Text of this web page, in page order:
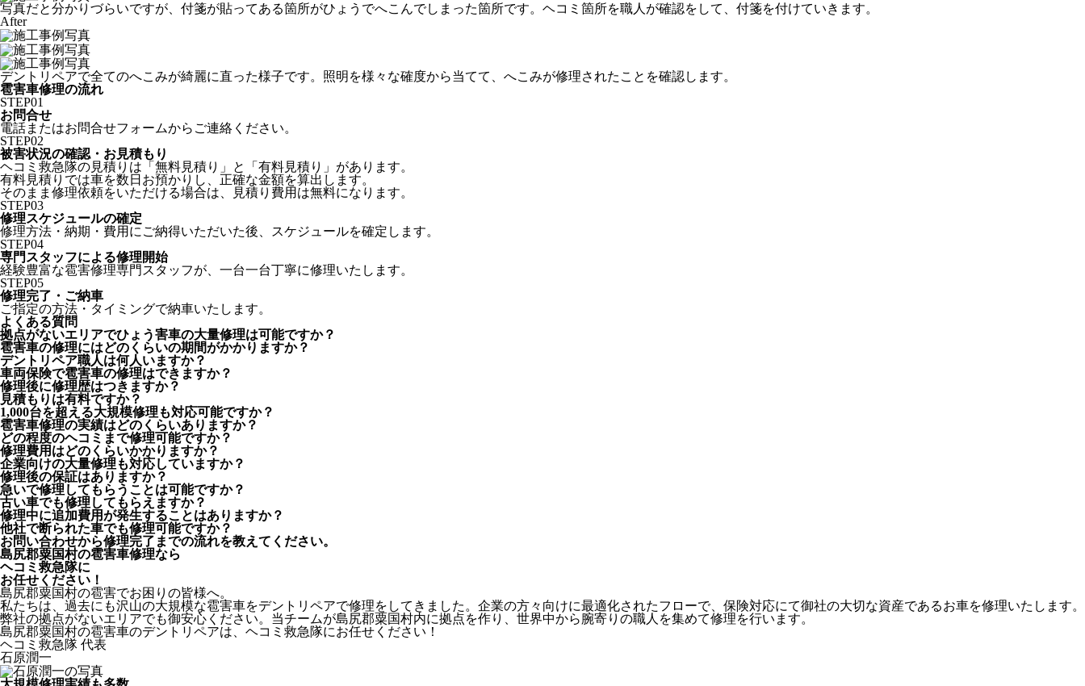
写真だと分かりづらいですが、付箋が貼ってある箇所がひょうでへこんでしまった箇所です。ヘコミ箇所を職人が確認をして、付箋を付けていきます。
After
デントリペアで全てのへこみが綺麗に直った様子です。照明を様々な確度から当てて、へこみが修理されたことを確認します。
雹害車修理の流れ
STEP01
お問合せ
電話またはお問合せフォームからご連絡ください。
STEP02
被害状況の確認・お見積もり
ヘコミ救急隊の見積りは「無料見積り」と「有料見積り」があります。
有料見積りでは車を数日お預かりし、正確な金額を算出します。
そのまま修理依頼をいただける場合は、見積り費用は無料になります。
STEP03
修理スケジュールの確定
修理方法・納期・費用にご納得いただいた後、スケジュールを確定します。
STEP04
専門スタッフによる修理開始
経験豊富な雹害修理専門スタッフが、一台一台丁寧に修理いたします。
STEP05
修理完了・ご納車
ご指定の方法・タイミングで納車いたします。
よくある質問
拠点がないエリアでひょう害車の大量修理は可能ですか？
雹害車の修理にはどのくらいの期間がかかりますか？
デントリペア職人は何人いますか？
車両保険で雹害車の修理はできますか？
修理後に修理歴はつきますか？
見積もりは有料ですか？
1,000台を超える大規模修理も対応可能ですか？
雹害車修理の実績はどのくらいありますか？
どの程度のヘコミまで修理可能ですか？
修理費用はどのくらいかかりますか？
企業向けの大量修理も対応していますか？
修理後の保証はありますか？
急いで修理してもらうことは可能ですか？
古い車でも修理してもらえますか？
修理中に追加費用が発生することはありますか？
他社で断られた車でも修理可能ですか？
お問い合わせから修理完了までの流れを教えてください。
島尻郡粟国村の雹害車修理なら
ヘコミ救急隊に
お任せください！
島尻郡粟国村の雹害でお困りの皆様へ。
私たちは、過去にも沢山の大規模な雹害車をデントリペアで修理をしてきました。企業の方々向けに最適化されたフローで、保険対応にて御社の大切な資産であるお車を修理いたします。
弊社の拠点がないエリアでも御安心ください。当チームが島尻郡粟国村内に拠点を作り、世界中から腕寄りの職人を集めて修理を行います。
島尻郡粟国村の雹害車のデントリペアは、ヘコミ救急隊にお任せください！
ヘコミ救急隊 代表
石原潤一